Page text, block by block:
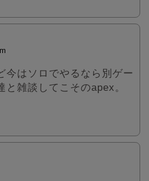
今はソロでやるなら別ゲー
と雑談してこそのapex。